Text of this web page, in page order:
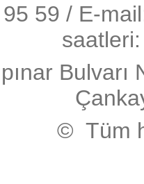
59 / E-
© Tüm